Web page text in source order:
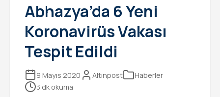
Abhazya’da 6 Yeni
Koronavirüs Vakası
Tespit Edildi
9 Mayıs 2020 Altınpost
Haberler
3 dk okuma